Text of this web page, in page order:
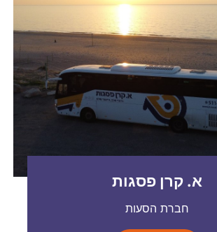
א. קרן פסגות
חברת הסעות